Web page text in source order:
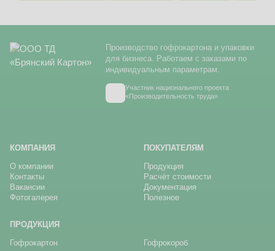
Производство гофрокартона и упаковки
для бизнеса. Работаем с заказами по
индивидуальным параметрам.
Участник национального проекта
«Производительность труда»
КОМПАНИЯ
О компании
Контакты
Вакансии
Фотогалерея
ПОКУПАТЕЛЯМ
Продукция
Расчёт стоимости
Документация
Полезное
ПРОДУКЦИЯ
Гофрокартон
Гофрокороб